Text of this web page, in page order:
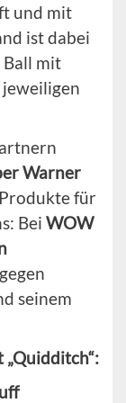
und mit
ist dabei
Ball mit
Warner
für
Bei WOW
seinem